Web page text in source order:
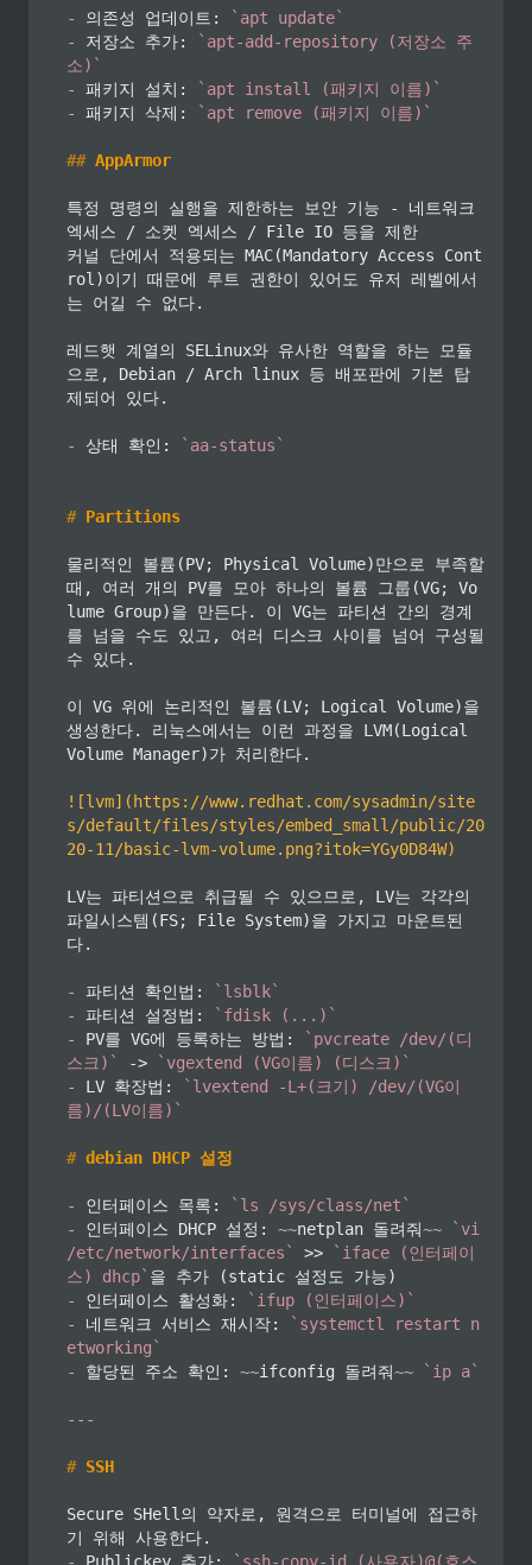
- 의존성 업데이트:
`apt update`
-
저장소 추가:
`apt-add-repository (저장소 주
소)`
-
패키지 설치:
`apt install (패키지 이름)`
-
패키지 삭제: `apt remove (패키지 이름)`
## AppArmor
특정 명령의 실행을 제한하는 보안 기능 - 네트워크
엑세스 / 소켓 엑세스 / File IO 등을 제한
커널 단에서 적용되는 MAC(Mandatory Access Cont
rol)이기 때문에 루트 권한이 있어도 유저 레벨에서
는 어길 수 없다.
레드햇 계열의 SELinux와 유사한 역할을 하는 모듈
으로, Debian / Arch linux 등 배포판에 기본 탑
제되어 있다.
- 상태 확인: `aa-status`
# Partitions
물리적인 볼륨(PV; Physical Volume)만으로 부족할
때, 여러 개의 PV를 모아 하나의 볼륨 그룹(VG; Vo
lume Group)을 만든다. 이 VG는 파티션 간의 경계
를 넘을 수도 있고, 여러 디스크 사이를 넘어 구성될
수 있다.
이 VG 위에 논리적인 볼륨(LV; Logical Volume)을
생성한다. 리눅스에서는 이런 과정을 LVM(Logical
Volume Manager)가 처리한다.
! [lvm]( https://www.redhat.com/sysadmin/site
s/default/files/styles/embed_small/public/20
20-11/basic-lvm-volume.png?itok=YGy0D84W)
LV는 파티션으로 취급될 수 있으므로, LV는 각각의
파일시스템(FS; File System)을 가지고 마운트된
다.
- 파티션 확인법:
`lsblk`
-
파티션 설정법:
`fdisk (...)`
-
PV를 VG에 등록하는 방법:
`pvcreate /dev/(디
스크)`
->
`vgextend (VG이름) (디스크)`
-
LV 확장법:
`lvextend -L+(크기) /dev/(VG이
름)/(LV이름)`
# debian DHCP 설정
- 인터페이스 목록:
`ls /sys/class/net`
-
인터페이스 DHCP 설정: ~~netplan 돌려줘~~
`vi
/etc/network/interfaces`
>>
`iface (인터페이
스) dhcp`
-
인터페이스 활성화:
`ifup (인터페이스)`
-
네트워크 서비스 재시작:
`systemctl restart n
etworking`
-
할당된 주소 확인: ~~ifconfig 돌려줘~~ `ip a`
---
# SSH
Secure SHell의 약자로, 원격으로 터미널에 접근하